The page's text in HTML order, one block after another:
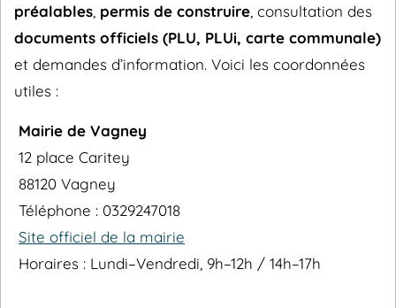
préalables permis de construire , consultation des
documents officiels (PLU, PLUi, carte communale)
et demandes d’information. Voici les coordonnées
utiles :
Mairie de Vagney
12 place Caritey
88120 Vagney
Téléphone : 0329247018
Site officiel de la mairie
Horaires : Lundi–Vendredi, 9h–12h / 14h–17h